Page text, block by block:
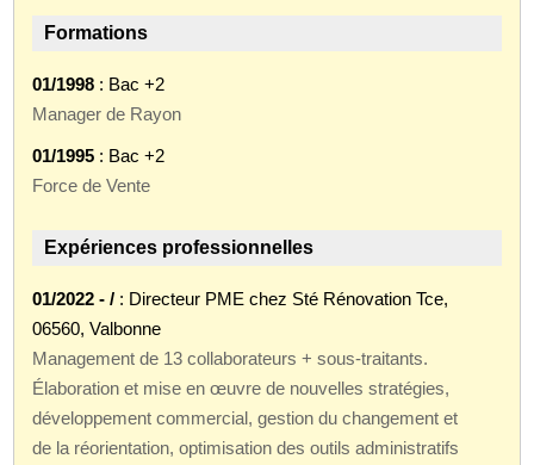
Formations
01/1998 : Bac +2
Manager de Rayon
01/1995 : Bac +2
Force de Vente
Expériences professionnelles
01/2022 - / : Directeur PME chez Sté Rénovation Tce,
06560, Valbonne
Management de 13 collaborateurs + sous-traitants.
Élaboration et mise en œuvre de nouvelles stratégies,
développement commercial, gestion du changement et
de la réorientation, optimisation des outils administratifs